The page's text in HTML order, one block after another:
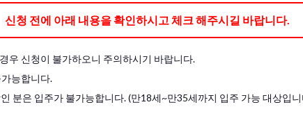
신청 전에 아래 내용을 확인하시고 체크 해주시길 바랍니다.
우 신청이 불가하오니 주의하시기 바랍니다.
능합니다.
분은 입주가 불가능합니다. (만18세~만35세까지 입주 가능 대상입